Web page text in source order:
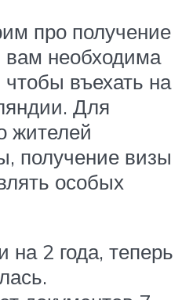
про получение
необходима
въехать на
Для
жителей
получение визы
особых
2 года, теперь